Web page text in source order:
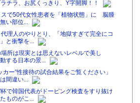
チラ、お尻くっきり、Y字開脚！！
スで50代女性患者を「植物状態」に 脳腫
い部位...
理人のやりとり、「地獄すぎて完全にコ
と衝撃を...
所は現実とは思えないレベルで美し
する日本の景...
カー”性接待の試合結果をご覧ください」
間違い...
で韓国代表がドーピング検査をすり抜け
ものがこ...